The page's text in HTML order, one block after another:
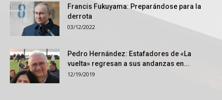
Francis Fukuyama: Preparándose para la
derrota
03/12/2022
Pedro Hernández: Estafadores de «La
vuelta» regresan a sus andanzas en...
12/19/2019